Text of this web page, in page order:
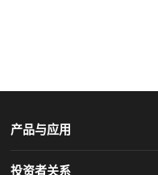
产品与应用
投资者关系